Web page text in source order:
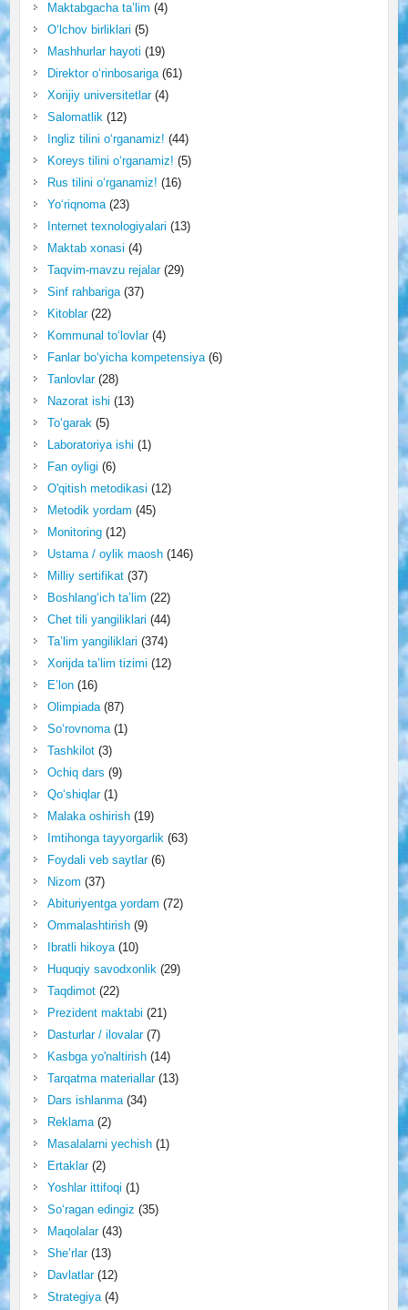
Maktabgacha ta’lim (4)
O‘lchov birliklari (5)
Mashhurlar hayoti (19)
Direktor o‘rinbosariga(61)
Xorijiy universitetlar(4)
Salomatlik(12)
Ingliz tilini o‘rganamiz! (44)
Koreys tilini o‘rganamiz! (5)
Rus tilini o‘rganamiz! (16)
Yo‘riqnoma(23)
Internet texnologiyalari (13)
Maktab xonasi (4)
Taqvim-mavzu rejalar(29)
Sinf rahbariga(37)
Kitoblar(22)
Kommunal to‘lovlar(4)
Fanlar bo‘yicha kompetensiya(6)
Tanlovlar(28)
Nazorat ishi (13)
To‘garak(5)
Laboratoriya ishi (1)
Fan oyligi (6)
O'qitish metodikasi (12)
Metodik yordam (45)
Monitoring(12)
Ustama / oylik maosh(146)
Milliy sertifikat(37)
Boshlang‘ich ta’lim (22)
Chet tili yangiliklari (44)
Ta’lim yangiliklari (374)
Xorijda ta’lim tizimi (12)
E’lon(16)
Olimpiada(87)
So‘rovnoma(1)
Tashkilot(3)
Ochiq dars (9)
Qo‘shiqlar(1)
Malaka oshirish(19)
Imtihonga tayyorgarlik(63)
Foydali veb saytlar(6)
Nizom (37)
Abituriyentga yordam (72)
Ommalashtirish(9)
Ibratli hikoya(10)
Huquqiy savodxonlik(29)
Taqdimot(22)
Prezident maktabi (21)
Dasturlar / ilovalar(7)
Kasbga yo'naltirish(14)
Tarqatma materiallar(13)
Dars ishlanma(34)
Reklama(2)
Masalalarni yechish(1)
Ertaklar(2)
Yoshlar ittifoqi (1)
So‘ragan edingiz (35)
Maqolalar(43)
She’rlar(13)
Davlatlar(12)
Strategiya(4)